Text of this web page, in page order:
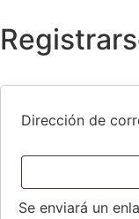
Dirección de
Se enviará un